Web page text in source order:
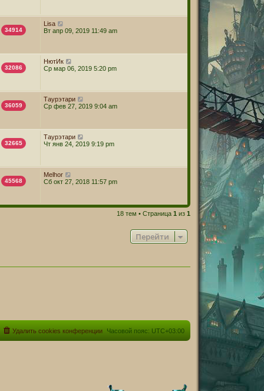
34914
Lisa
Вт апр 09, 2019 11:49 am
32086
НютИк
Ср мар 06, 2019 5:20 pm
36059
Таурэтари
Ср фев 27, 2019 9:04 am
32665
Таурэтари
Чт янв 24, 2019 9:19 pm
45568
Melhor
Сб окт 27, 2018 11:57 pm
18 тем • Страница1 из1
Перейти
Часовой пояс: UTC+03:00
Удалить cookies конференции